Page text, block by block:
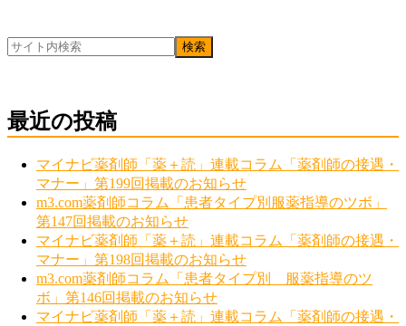
最近の投稿
マイナビ薬剤師「薬＋読」連載コラム「薬剤師の接遇・
マナー」第199回掲載のお知らせ
m3.com薬剤師コラム「患者タイプ別服薬指導のツボ」
第147回掲載のお知らせ
マイナビ薬剤師「薬＋読」連載コラム「薬剤師の接遇・
マナー」第198回掲載のお知らせ
m3.com薬剤師コラム「患者タイプ別 服薬指導のツ
ボ」第146回掲載のお知らせ
マイナビ薬剤師「薬＋読」連載コラム「薬剤師の接遇・